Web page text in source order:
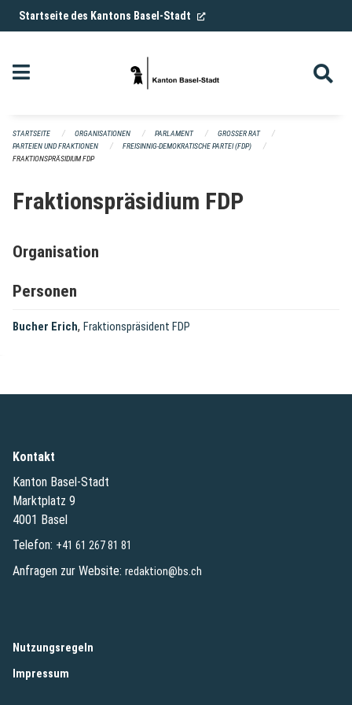
Navigation überspringen
Startseite des Kantons Basel-Stadt (External Link)
STARTSEITE ORGANISATIONEN PARLAMENT
GROSSER RAT
PARTEIEN UND FRAKTIONEN
FREISINNIG-DEMOKRATISCHE PARTEI (FDP)
FRAKTIONSPRÄSIDIUM FDP
Fraktionspräsidium FDP
Organisation
Personen
Bucher Erich, Fraktionspräsident FDP
Kontakt
Kanton Basel-Stadt
Marktplatz 9
4001 Basel
Telefon: +41 61 267 81 81
Anfragen zur Website: redaktion@bs.ch
Nutzungsregeln
Impressum